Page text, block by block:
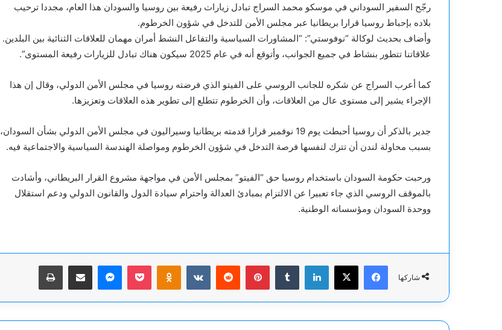
رجّح السفير السوداني في موسكو محمد السراج تبادل زيارات رفيعة بين روسيا والسودان هذا العام، مجددا ترحيب
بلاده بإحباط روسيا قرارا بريطانيا عبر مجلس الأمن للتدخل في شؤون الخرطوم.
وأضاف بحديث لوكالة “نوفوستي”: “المشاورات السياسية والتفاعل النشط أمران مهمان للعلاقات الثنائية بين البلدين.
علاقاتنا تتطور بنشاط في جميع الجوانب، وأتوقع أنه في عام 2025 سيكون هناك تبادل للزيارات رفيعة المستوى”.
كما أعرب السراج عن شكره للجانب الروسي على الفيتو الذي فرضته روسيا في مجلس الأمن الدولي، وقال إن هذا
الإجراء يشير إلى مستوى عال من العلاقات، وأن الخرطوم تتطلع إلى تطوير هذه العلاقات وتعزيزها.
جدير بالذكر أن روسيا أحبطت يوم 19 نوفمبر قرارا قدمته بريطانيا وسيراليون في مجلس الأمن الدولي بشأن السودان،
بسبب محاولة لندن أن تترك لنفسها فرصة التدخل في شؤون الخرطوم ومواصلة الهندسة السياسية والاجتماعية فيه.
ورحبت حكومة السودان باستخدام روسيا حق “الفيتو” بمجلس الأمن في مواجهة مشروع القرار البريطاني، وأشادت
بالموقف الروسي الذي جاء تعبيرا عن الالتزام بمبادئ العدالة واحترام سيادة الدول والقانون الدولي ودعم استقلال
ووحدة السودان ومؤسساته الوطنية.
شاركها
فيسبوك
‫X لينكدإن بينتيريست Odnoklassniki
‫Pocketماسنجرمشاركة عبر البريد طباعة